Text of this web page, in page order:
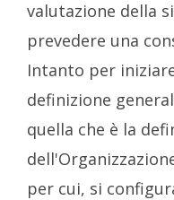
valutazione della
prevedere una
Intanto per
definizione
quella che è la
per cui, si